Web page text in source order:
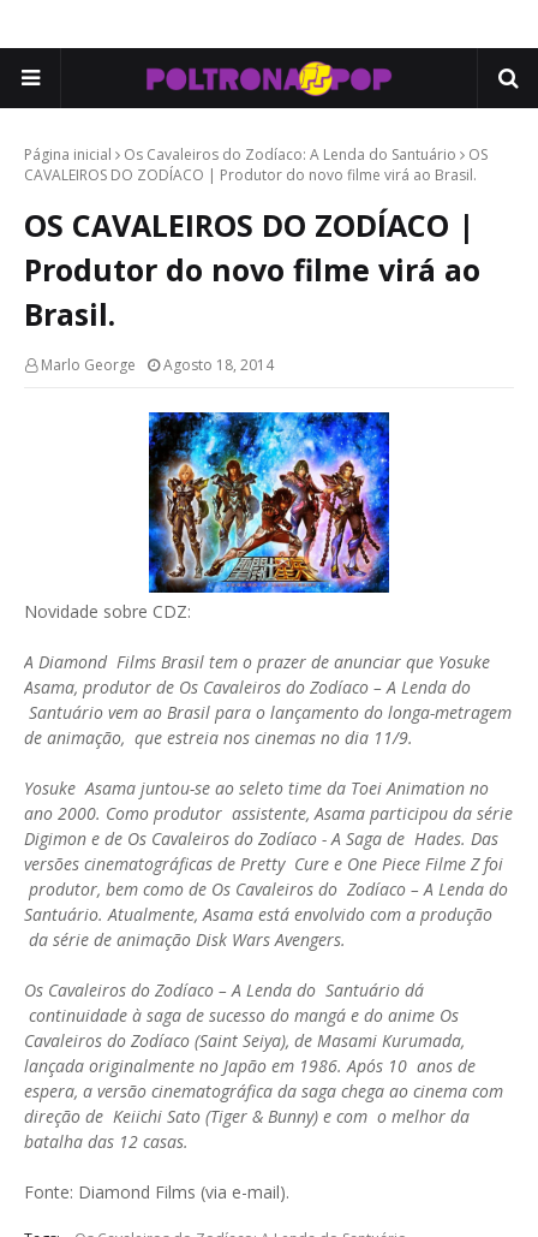
Página inicial Os Cavaleiros do Zodíaco: A Lenda do Santuário
OS
CAVALEIROS DO ZODÍACO | Produtor do novo filme virá ao Brasil.
OS CAVALEIROS DO ZODÍACO |
Produtor do novo filme virá ao
Brasil.
Marlo George Agosto 18, 2014
Novidade sobre CDZ:
A Diamond Films Brasil tem o prazer de anunciar que Yosuke
Asama, produtor de Os Cavaleiros do Zodíaco – A Lenda do
Santuário vem ao Brasil para o lançamento do longa-metragem
de animação, que estreia nos cinemas no dia 11/9.
Yosuke Asama juntou-se ao seleto time da Toei Animation no
ano 2000. Como produtor assistente, Asama participou da série
Digimon e de Os Cavaleiros do Zodíaco - A Saga de Hades. Das
versões cinematográficas de Pretty Cure e One Piece Filme Z foi
produtor, bem como de Os Cavaleiros do Zodíaco – A Lenda do
Santuário. Atualmente, Asama está envolvido com a produção
da série de animação Disk Wars Avengers.
Os Cavaleiros do Zodíaco – A Lenda do Santuário dá
continuidade à saga de sucesso do mangá e do anime Os
Cavaleiros do Zodíaco (Saint Seiya), de Masami Kurumada,
lançada originalmente no Japão em 1986. Após 10 anos de
espera, a versão cinematográfica da saga chega ao cinema com
direção de Keiichi Sato (Tiger & Bunny) e com o melhor da
batalha das 12 casas.
Fonte: Diamond Films (via e-mail).